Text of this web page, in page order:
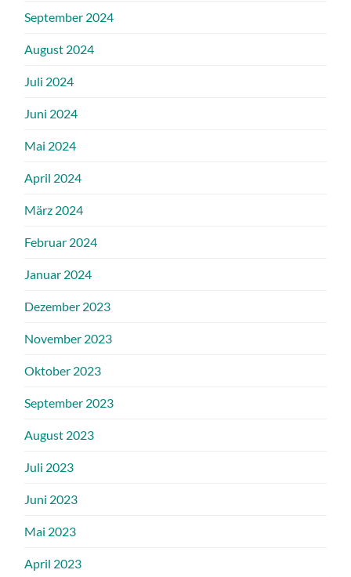
September 2024
August 2024
Juli 2024
Juni 2024
Mai 2024
April 2024
März 2024
Februar 2024
Januar 2024
Dezember 2023
November 2023
Oktober 2023
September 2023
August 2023
Juli 2023
Juni 2023
Mai 2023
April 2023